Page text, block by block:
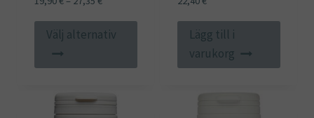
till
Välj alternativ
produkten
Lägg till i
varukorg